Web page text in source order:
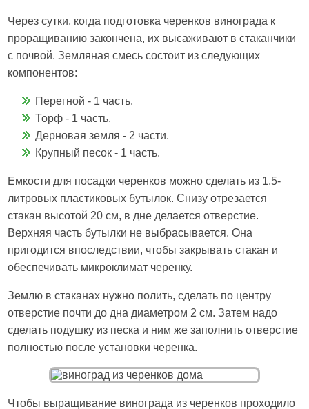
Через сутки, когда подготовка черенков винограда к
проращиванию закончена, их высаживают в стаканчики
с почвой. Земляная смесь состоит из следующих
компонентов:
Перегной - 1 часть.
Торф - 1 часть.
Дерновая земля - 2 части.
Крупный песок - 1 часть.
Емкости для посадки черенков можно сделать из 1,5-
литровых пластиковых бутылок. Снизу отрезается
стакан высотой 20 см, в дне делается отверстие.
Верхняя часть бутылки не выбрасывается. Она
пригодится впоследствии, чтобы закрывать стакан и
обеспечивать микроклимат черенку.
Землю в стаканах нужно полить, сделать по центру
отверстие почти до дна диаметром 2 см. Затем надо
сделать подушку из песка и ним же заполнить отверстие
полностью после установки черенка.
Чтобы выращивание винограда из черенков проходило